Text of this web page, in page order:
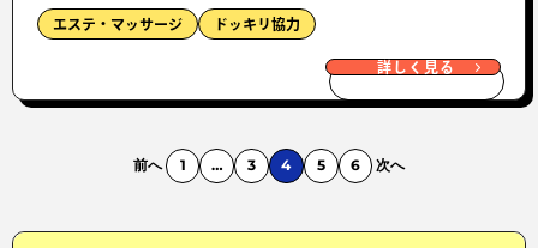
エステ・マッサージ ドッキリ協力
詳しく見る
前へ 1 … 3 4 5 6 次へ